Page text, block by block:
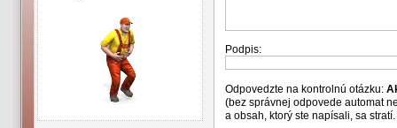
Podpis:
Odpovedzte na kontrolnú otázku:
(bez správnej odpovede automat
a obsah, ktorý ste napísali, sa